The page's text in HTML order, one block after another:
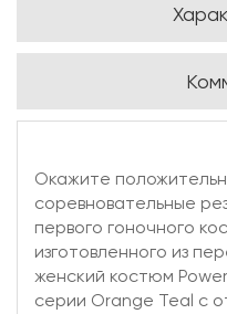
Окажите
соревновательные
первого гоночного
изготовленного из
женский костюм
серии Orange Teal с